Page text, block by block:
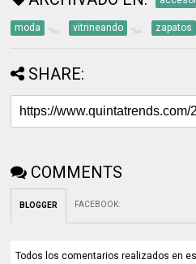
moda vitrineando zapatos
SHARE:
COMMENTS
BLOGGER FACEBOOK:
Todos los comentarios realizados en